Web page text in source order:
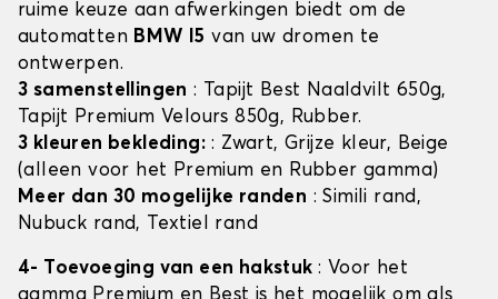
ruime keuze aan afwerkingen biedt om de
automatten BMW I5 van uw dromen te
ontwerpen.
3 samenstellingen : Tapijt Best Naaldvilt 650g,
Tapijt Premium Velours 850g, Rubber.
3 kleuren bekleding: : Zwart, Grijze kleur, Beige
(alleen voor het Premium en Rubber gamma)
Meer dan 30 mogelijke randen : Simili rand,
Nubuck rand, Textiel rand
4- Toevoeging van een hakstuk : Voor het